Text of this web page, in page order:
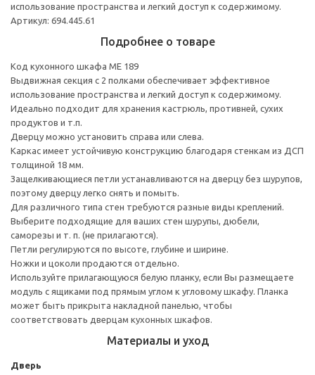
использование пространства и легкий доступ к содержимому.
Артикул: 694.445.61
Подробнее о товаре
Код кухонного шкафа ME 189
Выдвижная секция с 2 полками обеспечивает эффективное
использование пространства и легкий доступ к содержимому.
Идеально подходит для хранения кастрюль, противней, сухих
продуктов и т.п.
Дверцу можно установить справа или слева.
Каркас имеет устойчивую конструкцию благодаря стенкам из ДСП
толщиной 18 мм.
Защелкивающиеся петли устанавливаются на дверцу без шурупов,
поэтому дверцу легко снять и помыть.
Для различного типа стен требуются разные виды креплений.
Выберите подходящие для ваших стен шурупы, дюбели,
саморезы и т. п. (не прилагаются).
Петли регулируются по высоте, глубине и ширине.
Ножки и цоколи продаются отдельно.
Используйте прилагающуюся белую планку, если Вы размещаете
модуль с ящиками под прямым углом к угловому шкафу. Планка
может быть прикрыта накладной панелью, чтобы
соответствовать дверцам кухонных шкафов.
Материалы и уход
Дверь